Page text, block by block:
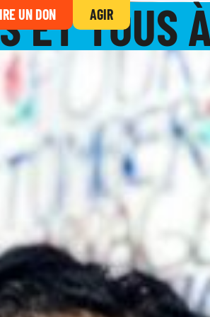
UN DON AGIR
ET TOUS